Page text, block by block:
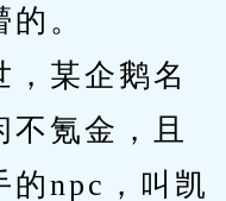
。
某企鹅名
不氪金，且
的npc，叫凯